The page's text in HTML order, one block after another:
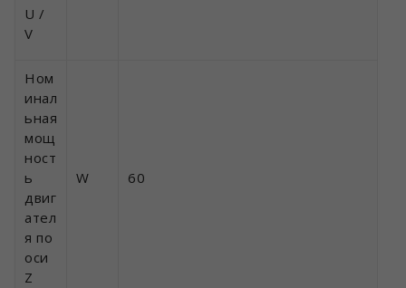
U /
V
Ном
инал
ьная
мощ
ност
ь
двиг
ател
я по
оси
Z
W 60